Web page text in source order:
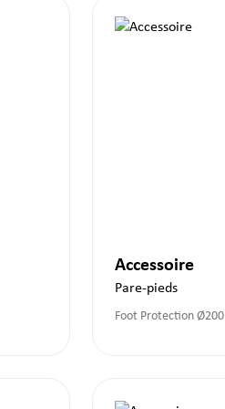
Accessoire
Pare-pieds
Foot Protection Ø200